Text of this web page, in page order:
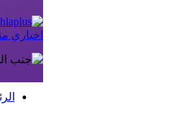
اخباري